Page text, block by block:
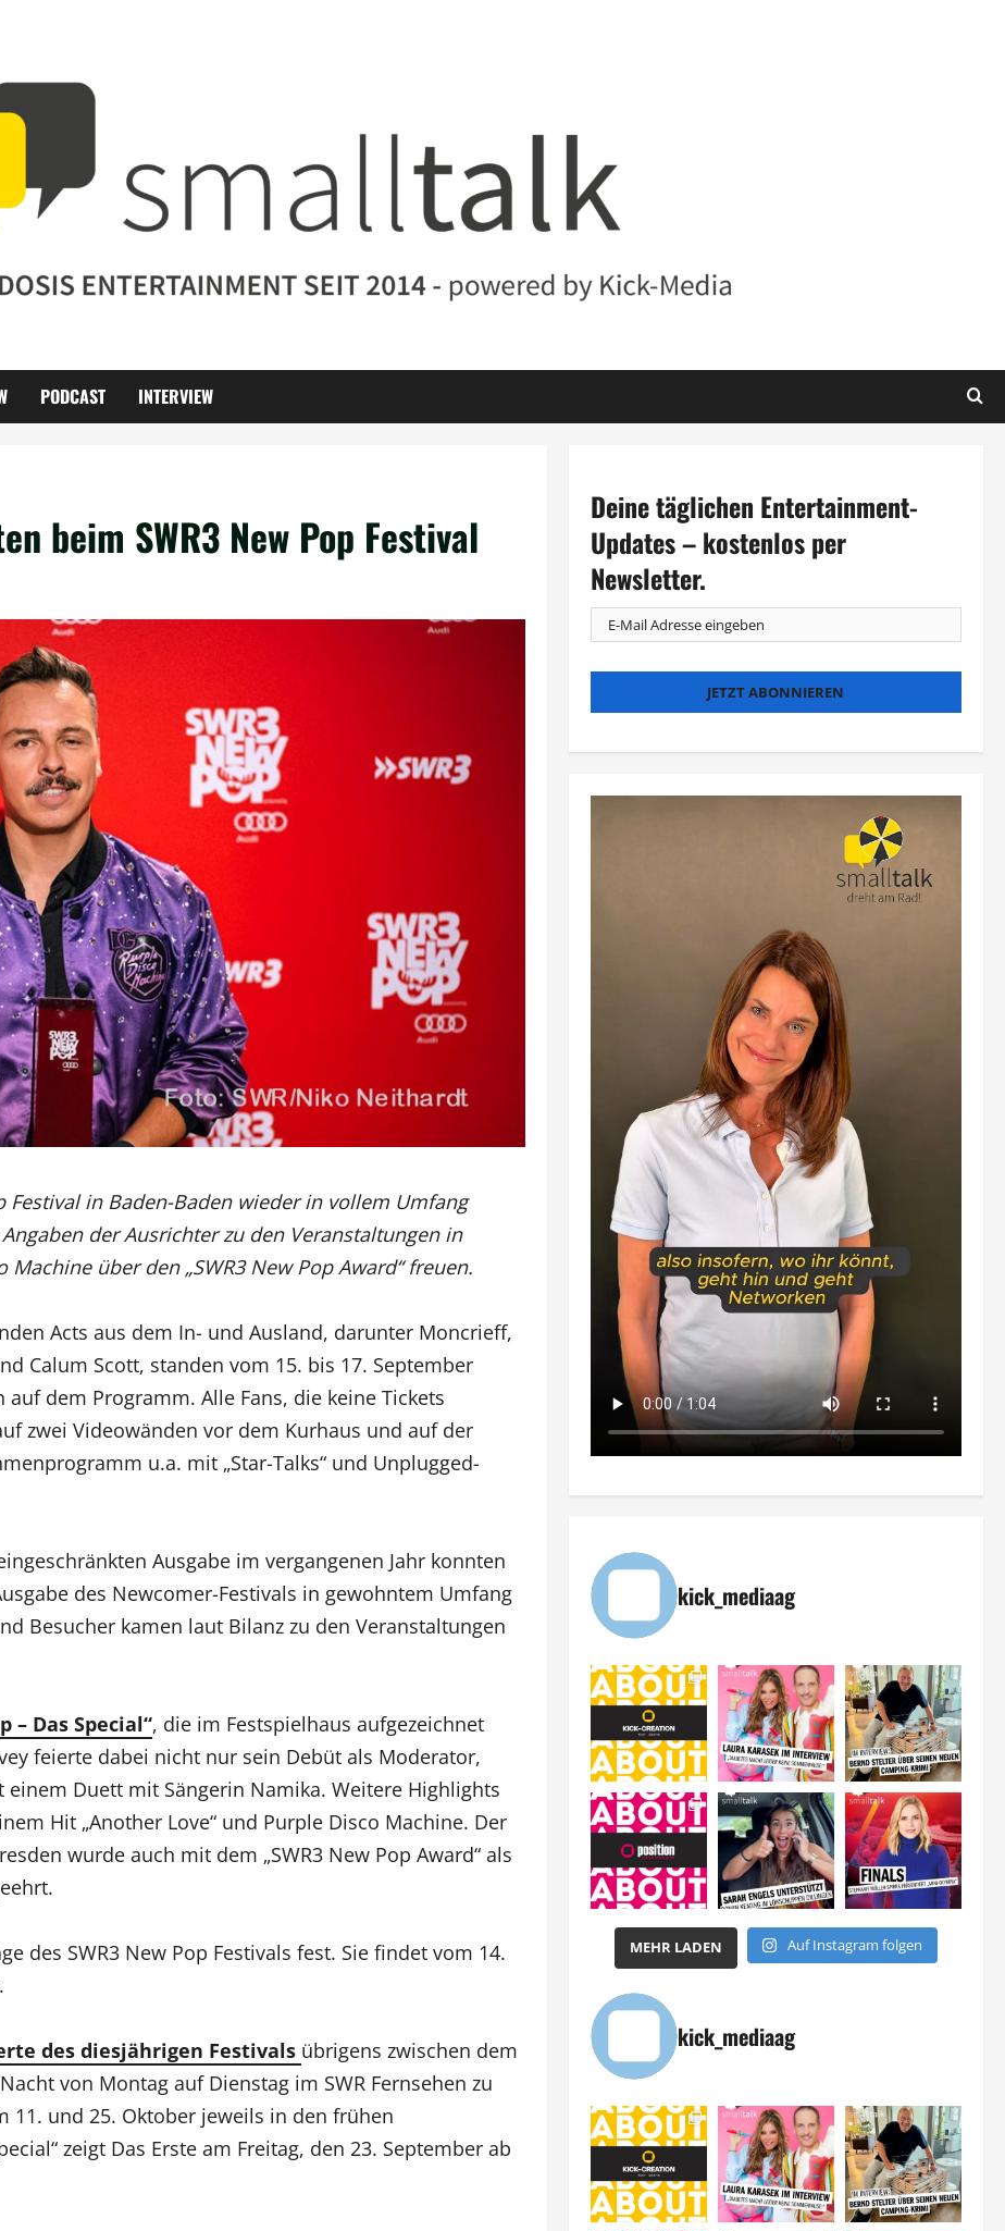
PODCAST INTERVIEW
beim SWR3 New Pop Festival
Festival in Baden-Baden wieder in vollem Umfang
der Ausrichter zu den Veranstaltungen in
über den „SWR3 New Pop Award“ freuen.
Acts aus dem In- und Ausland, darunter Moncrieff,
Calum Scott, standen vom 15. bis 17. September
dem Programm. Alle Fans, die keine Tickets
zwei Videowänden vor dem Kurhaus und auf der
u.a. mit „Star-Talks“ und Unplugged-
Ausgabe im vergangenen Jahr konnten
des Newcomer-Festivals in gewohntem Umfang
Besucher kamen laut Bilanz zu den Veranstaltungen
– Das Special“, die im Festspielhaus aufgezeichnet
feierte dabei nicht nur sein Debüt als Moderator,
Duett mit Sängerin Namika. Weitere Highlights
Hit „Another Love“ und Purple Disco Machine. Der
wurde auch mit dem „SWR3 New Pop Award“ als
des SWR3 New Pop Festivals fest. Sie findet vom 14.
des diesjährigen Festivals übrigens zwischen dem
von Montag auf Dienstag im SWR Fernsehen zu
11. und 25. Oktober jeweils in den frühen
zeigt Das Erste am Freitag, den 23. September ab
Deine täglichen Entertainment-
Updates – kostenlos per
Newsletter.
kick_mediaag
MEHR LADEN Auf Instagram folgen
kick_mediaag